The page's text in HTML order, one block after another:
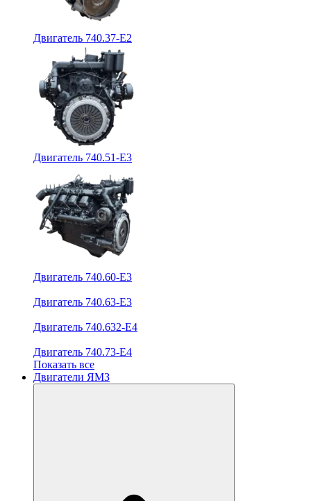
Двигатель 740.37-E2
Двигатель 740.51-E3
Двигатель 740.60-E3
Двигатель 740.63-E3
Двигатель 740.632-E4
Двигатель 740.73-E4
Показать все
Двигатели ЯМЗ